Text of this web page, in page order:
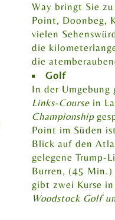
Way bringt Sie
Point, Doonbeg,
vielen
die
die
Golf
In der
Links-Coursein
Championship
Point im Süden
Blick auf den
gelegene Trump-
Burren, (45 Min.)
gibt zwei Kurse
Woodstock Golf